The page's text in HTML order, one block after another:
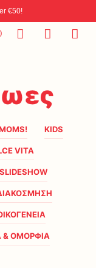
€50!
KIDS
VITA
SLIDESHOW
& ΟΜΟΡΦΙΑ